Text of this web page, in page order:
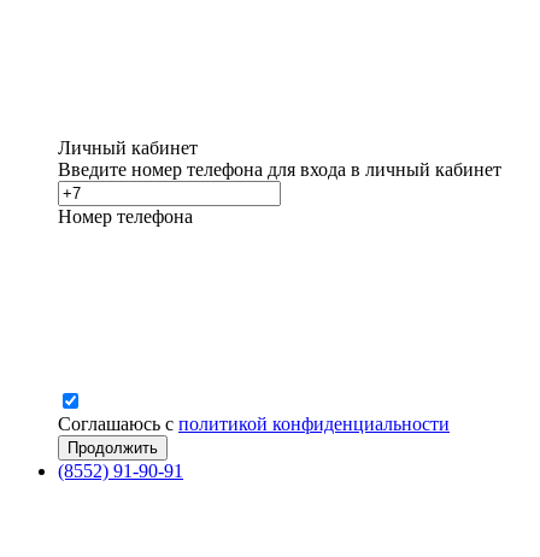
Личный кабинет
Введите номер телефона для входа в личный кабинет
Номер телефона
Соглашаюсь с политикой конфиденциальности
(8552) 91-90-91